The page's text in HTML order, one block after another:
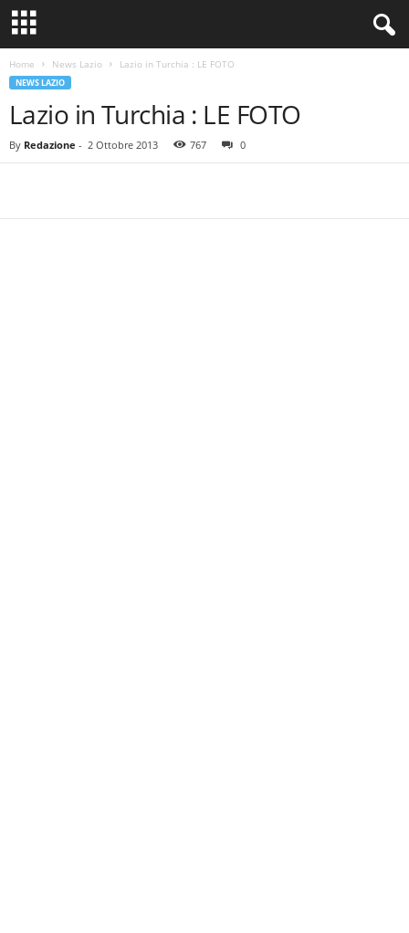
Home News Lazio Lazio in Turchia : LE FOTO
NEWS LAZIO
Lazio in Turchia : LE FOTO
By Redazione - 2 Ottobre 2013 767 0